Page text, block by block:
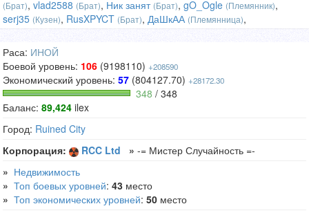
(Брат), vlad2588 (Брат), Ник занят (Брат), gO_Ogle (Племянник),
serj35 (Кузен), RusXPYCT (Брат), ДаШкАА (Племянница),
Раса: ИНОЙ
Боевой уровень: 106 (9198110) +208590
Экономический уровень: 57 (804127.70) +28172.30
348 / 348
Баланс: 89,424 ilex
Город: Ruined City
Корпорация:
RCC Ltd » -= Мистер Случайность =-
» Недвижимость
» Топ боевых уровней: 43 место
» Топ экономических уровней: 50 место